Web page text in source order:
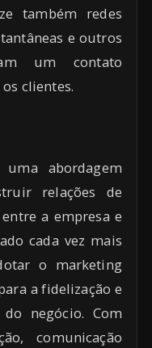
também redes
e outros
um contato
clientes.
abordagem
relações de
a empresa e
cada vez mais
o marketing
a fidelização e
negócio. Com
comunicação